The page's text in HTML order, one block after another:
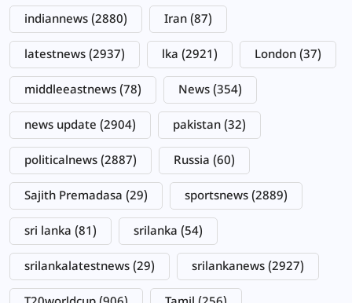
indiannews (2880) Iran (87)
latestnews (2937) lka (2921) London (37)
middleeastnews (78) News (354)
news update (2904) pakistan (32)
politicalnews (2887) Russia (60)
Sajith Premadasa (29) sportsnews (2889)
sri lanka (81) srilanka (54)
srilankalatestnews (29) srilankanews (2927)